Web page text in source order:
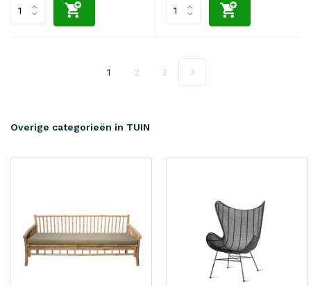
1 2 3
Overige categorieën in TUIN